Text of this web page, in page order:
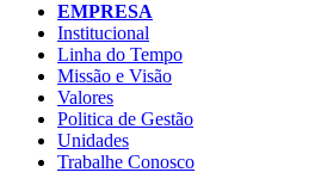
EMPRESA
Institucional
Linha do Tempo
Missão e Visão
Valores
Politica de Gestão
Unidades
Trabalhe Conosco